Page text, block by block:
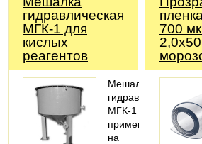
гидравлическая
МГК-1 для
кислых
реагентов
Мешалки
гидравлические
МГК-1
применяются
на
700